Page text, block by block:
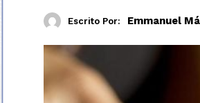
Escrito Por: Emmanuel